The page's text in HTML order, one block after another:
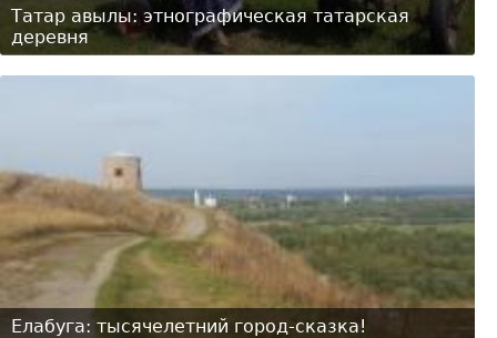
Татар авылы: этнографическая татарская
деревня
Елабуга: тысячелетний город-сказка!